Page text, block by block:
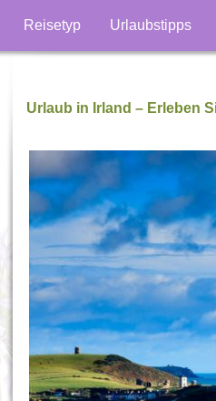
Reisetyp Urlaubstipps
Urlaub in Irland – Erleben